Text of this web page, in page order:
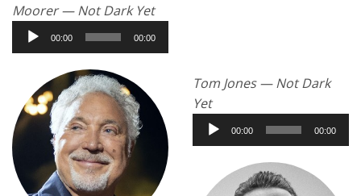
Moorer — Not Dark Yet
Аудиоплеер
00:00 00:00
Tom Jones — Not Dark
Yet
Аудиоплеер
00:00 00:00